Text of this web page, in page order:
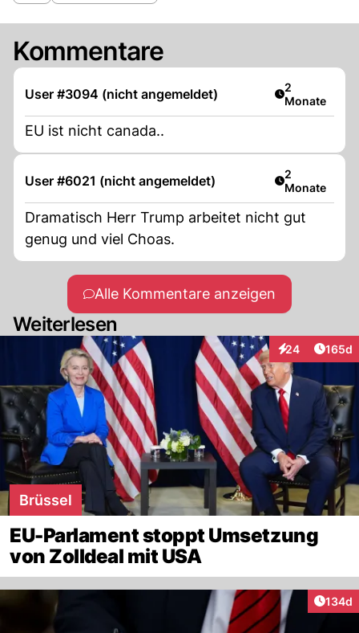
Kommentare
User #3094 (nicht angemeldet) Artikel
2
Monate
EU ist nicht canada..
User #6021 (nicht angemeldet) Artikel
2
Monate
Dramatisch Herr Trump arbeitet nicht gut
genug und viel Choas.
Alle Kommentare anzeigen
Weiterlesen
24
Interaktionen
165d
Brüssel
EU-Parlament stoppt Umsetzung
von Zolldeal mit USA
134d